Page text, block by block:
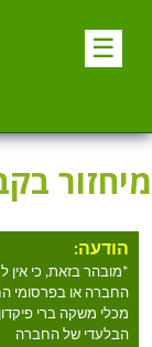
☰
הודעה:
*מובהר בזאת, כי
החברה או בפרסומי
מכלי משקה ברי
הבלעדי של החברה
מיחזור
מחפשים
שירותמיחזור
הנקודה הירוקה
ופח.